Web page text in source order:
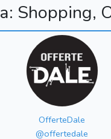
Shopping,
OfferteDale
@offertedale